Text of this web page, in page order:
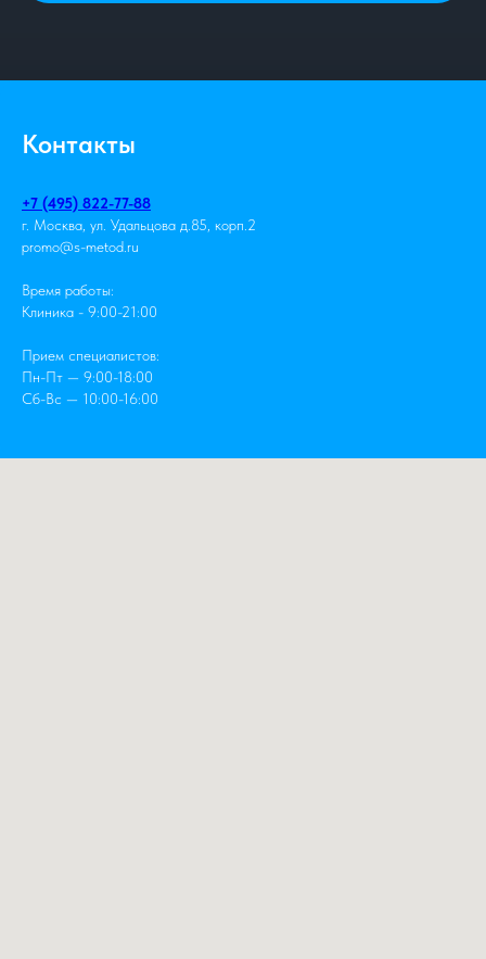
Контакты
+7 (495) 822-77-88
г. Москва, ул. Удальцова д.85, корп.2
promo@s-metod.ru
Время работы:
Клиника - 9:00-21:00
Прием специалистов:
Пн-Пт — 9:00-18:00
Сб-Вс — 10:00-16:00